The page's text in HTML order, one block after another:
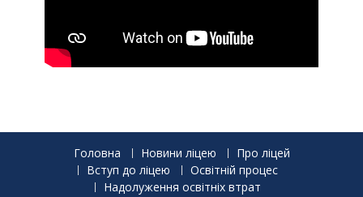
Головна Новини ліцею
Про ліцей
Вступ до ліцею
Освітній процес
Надолуження освітніх втрат